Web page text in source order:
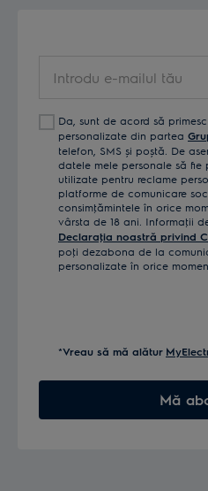
Da, sunt de acord să
personalizate din partea
telefon, SMS și poștă. De
datele mele personale să fie
utilizate pentru reclame
platforme de comunicare
consimţămintele în orice
vârsta de 18 ani. Informaţii
Declaraţia noastră privind
poţi dezabona de la
personalizate în orice
*Vreau să mă alătur
Mă